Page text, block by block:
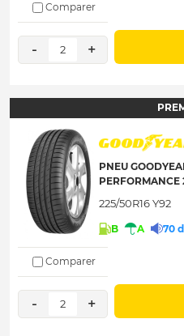
Comparer
- 2 +
PNEU
225/50R16 Y92
B A 70
Comparer
- 2 +